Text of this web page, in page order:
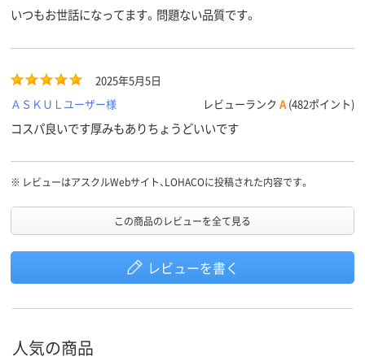
いつもお世話になってます。問題ない品質です。
2025年5月5日
ＡＳＫＵＬユーザー様
レビューランク A (482ポイント)
コスパ良いです厚みもありちょうどいいです
※ レビューはアスクルWebサイト、LOHACOに投稿された内容です。
この商品のレビューを全て見る
レビューを書く
人気の商品